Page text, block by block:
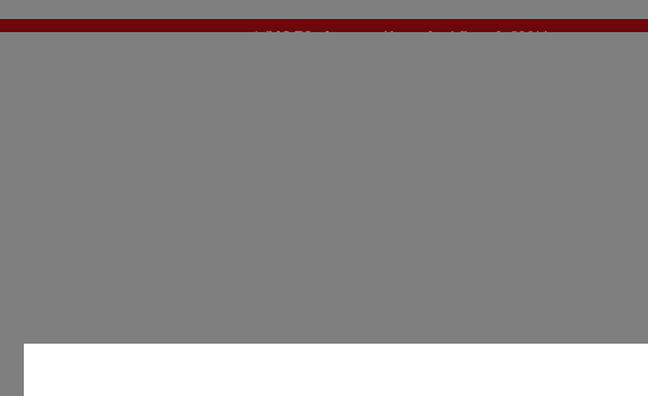
🔥SALDI : Ancora più prodotti fino al -60%*>